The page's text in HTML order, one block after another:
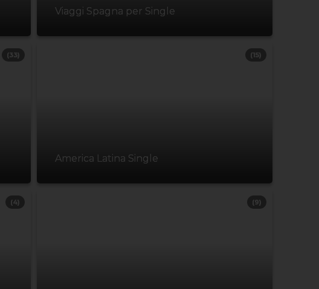
Viaggi Spagna per Single
(33)
America Latina Single
(15)
(4) (9)